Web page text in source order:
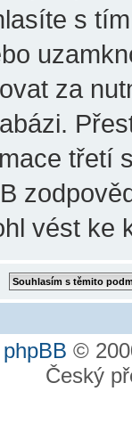
s
za
třetí
vést ke
phpBB ©
Český